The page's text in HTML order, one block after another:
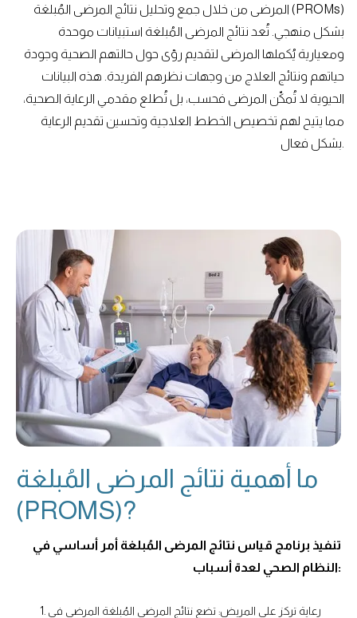
المرضى من خلال جمع وتحليل نتائج المرضى المُبلغة (PROMs)
بشكل منهجي. تُعد نتائج المرضى المُبلغة استبيانات موحدة
ومعيارية يُكملها المرضى لتقديم رؤى حول حالتهم الصحية وجودة
حياتهم ونتائج العلاج من وجهات نظرهم الفريدة. هذه البيانات
الحيوية لا تُمكّن المرضى فحسب، بل تُطلع مقدمي الرعاية الصحية،
مما يتيح لهم تخصيص الخطط العلاجية وتحسين تقديم الرعاية
ما أهمية نتائج المرضى المُبلغة
(PROMS)?
تنفيذ برنامج قياس نتائج المرضى المُبلغة أمر أساسي في
النظام الصحي لعدة أسباب:
رعاية تركز على المريض: تضع نتائج المرضى المُبلغة المرضى في